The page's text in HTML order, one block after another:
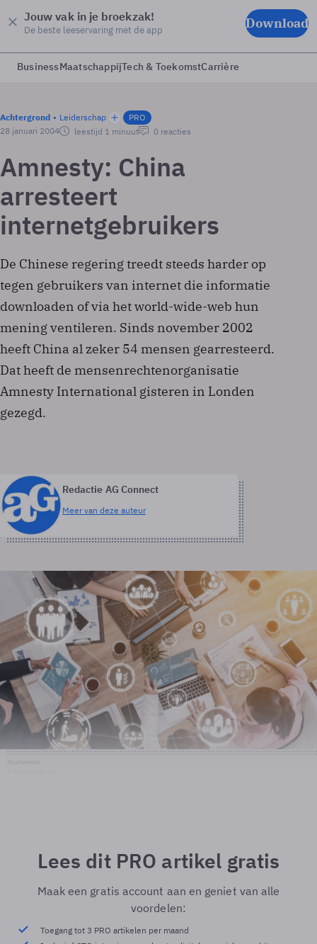
Jouw vak in je broekzak!
De beste leeservaring met de app Download
BusinessMaatschappijTech & ToekomstCarrière
Achtergrond Leiderschap
PRO
28 januari 2004
leestijd 1 minuut 0 reacties
Amnesty: China
arresteert
internetgebruikers
De Chinese regering treedt steeds harder op
tegen gebruikers van internet die informatie
downloaden of via het world-wide-web hun
mening ventileren. Sinds november 2002
heeft China al zeker 54 mensen gearresteerd.
Dat heeft de mensenrechtenorganisatie
Amnesty International gisteren in Londen
gezegd.
Redactie AG Connect
Meer van deze auteur
Lees dit PRO artikel gratis
Maak een gratis account aan en geniet van alle
voordelen:
Toegang tot 3 PRO artikelen per maand